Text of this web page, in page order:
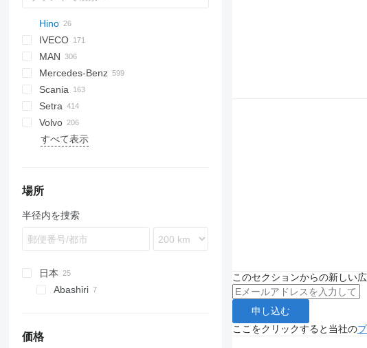
Probus
Maestro
Aura
Eurostar E
Futura
Magiq
SB
XF
Ducato
BJ
KLQ
Hino
Liesse
Melpha
Rainbow
Selega
IVECO
Crossway
Daily
Euroclass
Eurorider
Evadys
Ferqui Sunrise
Wing
Ares
Crossway
Domino
Evadys
Iliade
Magelys
Century
I-series
Gala
Novo
Visigo
C-series
LC
HIGER
XMQ
MAN
A-series
IRIZAR
Lion's series
Mercedes-Benz
Atego
Citaro
Integro
Intouro
Tourismo
Travego
Vario
Cityliner
Euroliner
Jetliner
Starliner
Civilian
Navigo
Sultan
Ulyso T
Vectio
Iliade
Scania
Century
Interlink
Irizar
Setra
S-series
LD
MD
Safari
Tourmalin
Caetano
Coaster
FHD
Futura
JSD
Futura
Astromega
Astron
Crafter
Volvo
9700
PL
S-series
ZK
LCK
すべて表示
場所
半径内を捜索
日本
Abashiri
価格
このセクションからの新しい
申し込む
ここをクリックすると当社の